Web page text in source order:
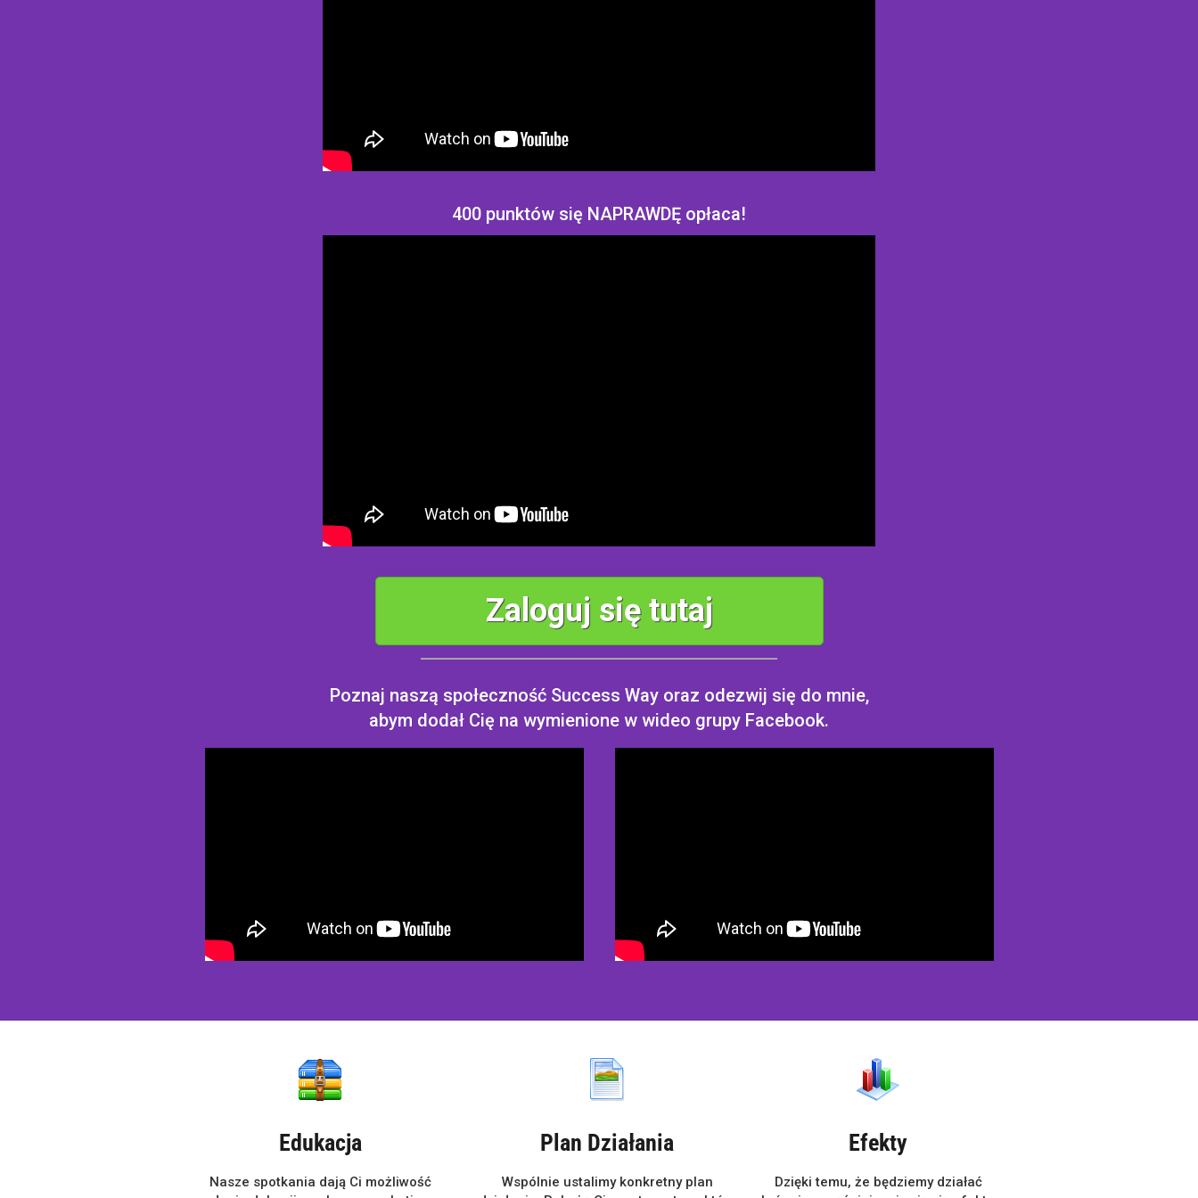
400 punktów się NAPRAWDĘ opłaca!
Zaloguj się tutaj
Poznaj naszą społeczność Success Way oraz odezwij się do mnie,
abym dodał Cię na wymienione w wideo grupy Facebook.
Edukacja
Nasze spotkania dają Ci możliwość
Plan Działania
Wspólnie ustalimy konkretny plan
Efekty
Dzięki temu, że będziemy działać